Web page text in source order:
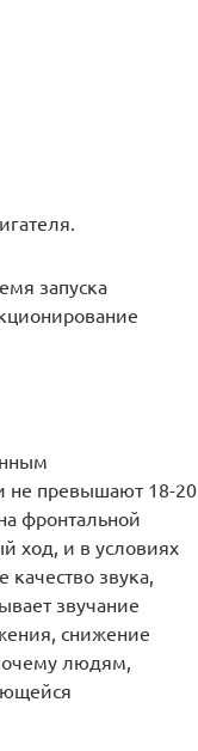
запуска
не превышают 18-20
фронтальной
ход, и в условиях
звука,
звучание
снижение
людям,